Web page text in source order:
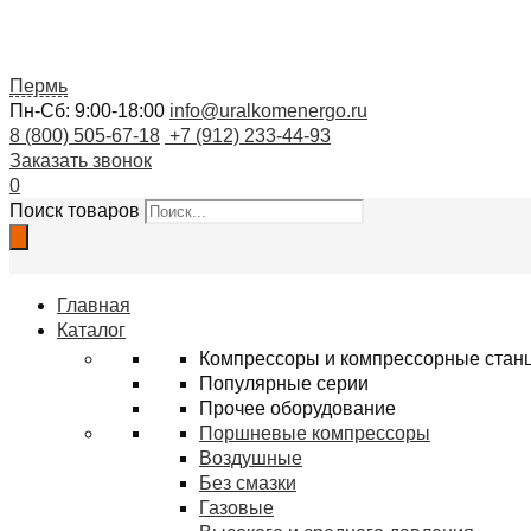
Пермь
Пн-Сб: 9:00-18:00 info@uralkomenergo.ru
8 (800) 505-67-18 +7 (912) 233-44-93
Заказать звонок
0
Поиск товаров
Главная
Каталог
Компрессоры и компрессорные
Популярные серии
Прочее оборудование
Поршневые компрессоры
Воздушные
Без смазки
Газовые